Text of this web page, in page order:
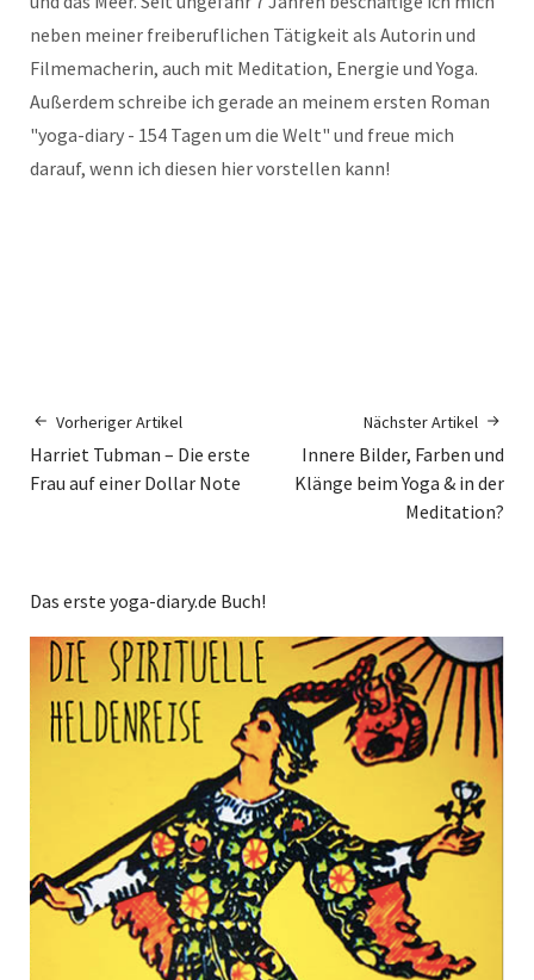
neben meiner freiberuflichen Tätigkeit als Autorin und
Filmemacherin, auch mit Meditation, Energie und Yoga.
Außerdem schreibe ich gerade an meinem ersten Roman
"yoga-diary - 154 Tagen um die Welt" und freue mich
darauf, wenn ich diesen hier vorstellen kann!
Vorheriger Artikel
Harriet Tubman – Die erste
Frau auf einer Dollar Note
Nächster Artikel
Innere Bilder, Farben und
Klänge beim Yoga & in der
Meditation?
Das erste yoga-diary.de Buch!